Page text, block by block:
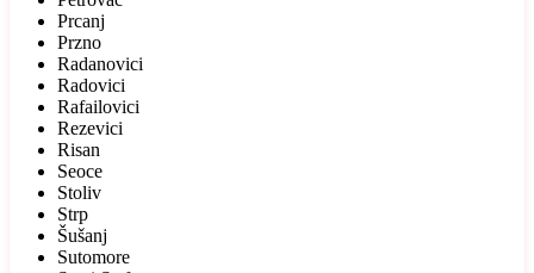
Prcanj
Przno
Radanovici
Radovici
Rafailovici
Rezevici
Risan
Seoce
Stoliv
Strp
Šušanj
Sutomore